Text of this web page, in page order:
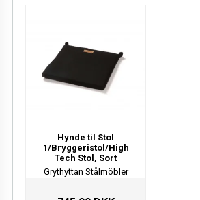
Hynde til Stol
1/Bryggeristol/High
Tech Stol, Sort
Grythyttan Stålmöbler